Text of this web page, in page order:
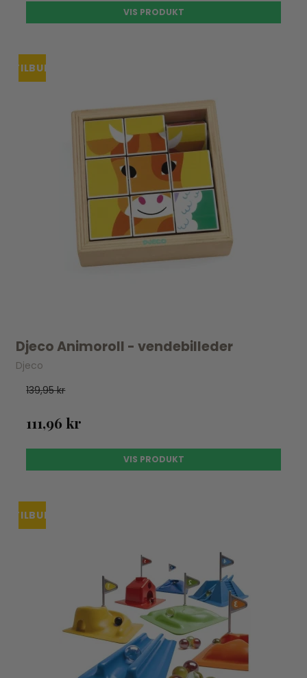
VIS PRODUKT
TILBUD
Djeco Animoroll - vendebilleder
Djeco
139,95 kr
111,96 kr
VIS PRODUKT
TILBUD